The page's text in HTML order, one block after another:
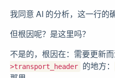
我同意 AI 的分析，这一行的
但根因呢？是这里吗？
不是的，根因在：需要更新
>transport_header
的地方：